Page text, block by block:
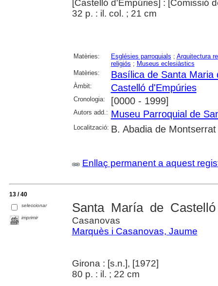
[Castelló d'Empúries] : [Comissió
32 p. : il. col. ; 21 cm
Matèries: Esglésies parroquials ; Arquitectura
religiós ; Museus eclesiàstics
Matèries:
Basílica de Santa Maria
Àmbit: Castelló d'Empúries
Cronologia: [0000 - 1999]
Autors add.: Museu Parroquial de
Localització: B. Abadia de Montserrat
Enllaç permanent a aquest
13 / 40
seleccionar
imprimir
Santa María de
Casanovas
Marquès i Casanovas, Jaume
Girona : [s.n.], [1972]
80 p. : il. ; 22 cm